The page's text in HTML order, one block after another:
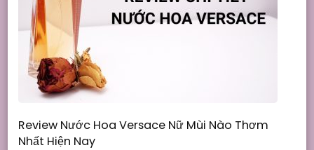
Review Nước Hoa Versace Nữ Mùi Nào Thơm
Nhất Hiện Nay